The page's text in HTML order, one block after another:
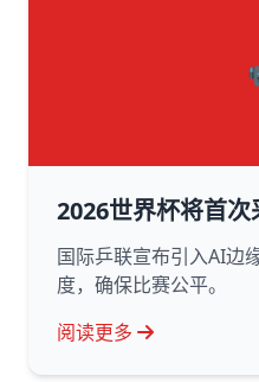
2026世界杯将首
国际乒联宣布引入AI边
度，确保比赛公平。
阅读更多